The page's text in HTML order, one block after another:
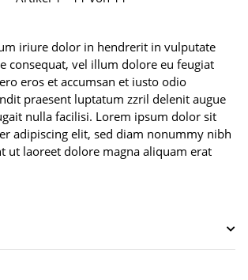
iriure dolor in hendrerit in vulputate
consequat, vel illum dolore eu feugiat
eros et accumsan et iusto odio
praesent luptatum zzril delenit augue
nulla facilisi. Lorem ipsum dolor sit
adipiscing elit, sed diam nonummy nibh
ut laoreet dolore magna aliquam erat